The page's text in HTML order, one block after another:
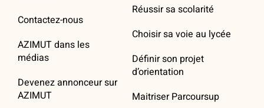
Contactez-nous
AZIMUT dans les
médias
Devenez annonceur sur
AZIMUT
Réussir sa scolarité
Choisir sa voie au lycée
Définir son projet
d’orientation
Maitriser Parcoursup